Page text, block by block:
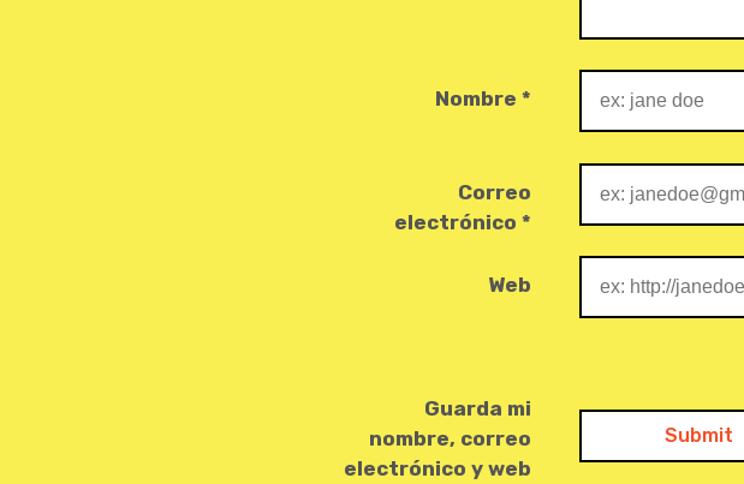
Nombre *
Correo
electrónico *
Web
Guarda mi
nombre, correo
electrónico y web